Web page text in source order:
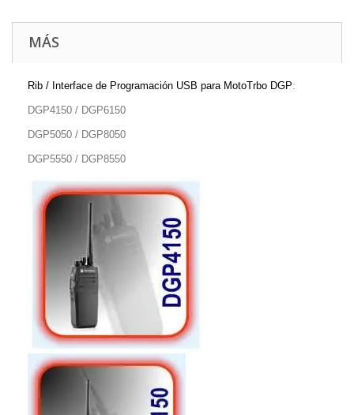
MÁS
Rib / Interface de Programación USB para MotoTrbo DGP:
DGP4150 / DGP6150
DGP5050 / DGP8050
DGP5550 / DGP8550